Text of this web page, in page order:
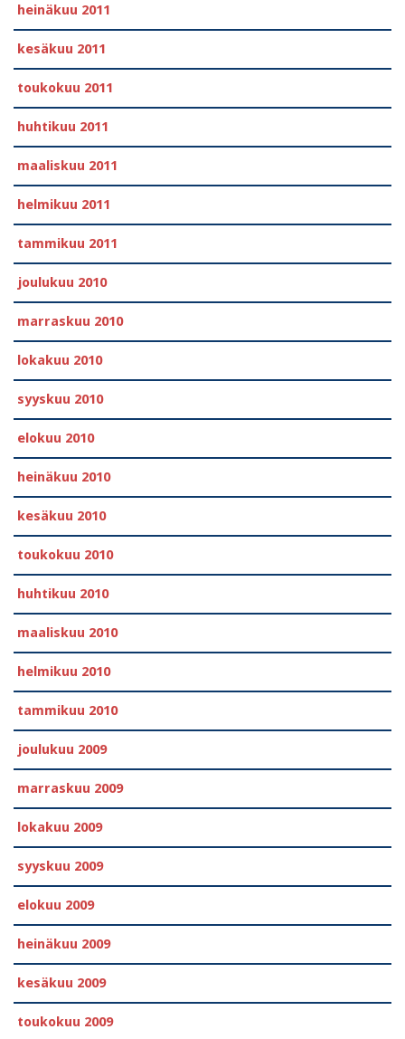
heinäkuu 2011
kesäkuu 2011
toukokuu 2011
huhtikuu 2011
maaliskuu 2011
helmikuu 2011
tammikuu 2011
joulukuu 2010
marraskuu 2010
lokakuu 2010
syyskuu 2010
elokuu 2010
heinäkuu 2010
kesäkuu 2010
toukokuu 2010
huhtikuu 2010
maaliskuu 2010
helmikuu 2010
tammikuu 2010
joulukuu 2009
marraskuu 2009
lokakuu 2009
syyskuu 2009
elokuu 2009
heinäkuu 2009
kesäkuu 2009
toukokuu 2009